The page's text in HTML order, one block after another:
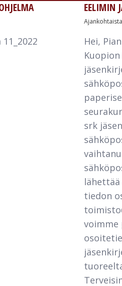
EELIMIN
Ajankohtaista
Hei,
srk
lähettää
tiedon
voimme